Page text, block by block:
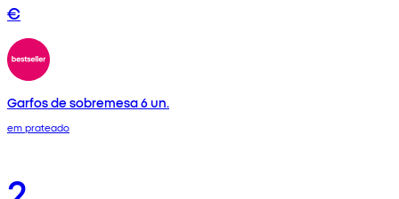
€
Garfos de sobremesa 6 un.
em prateado